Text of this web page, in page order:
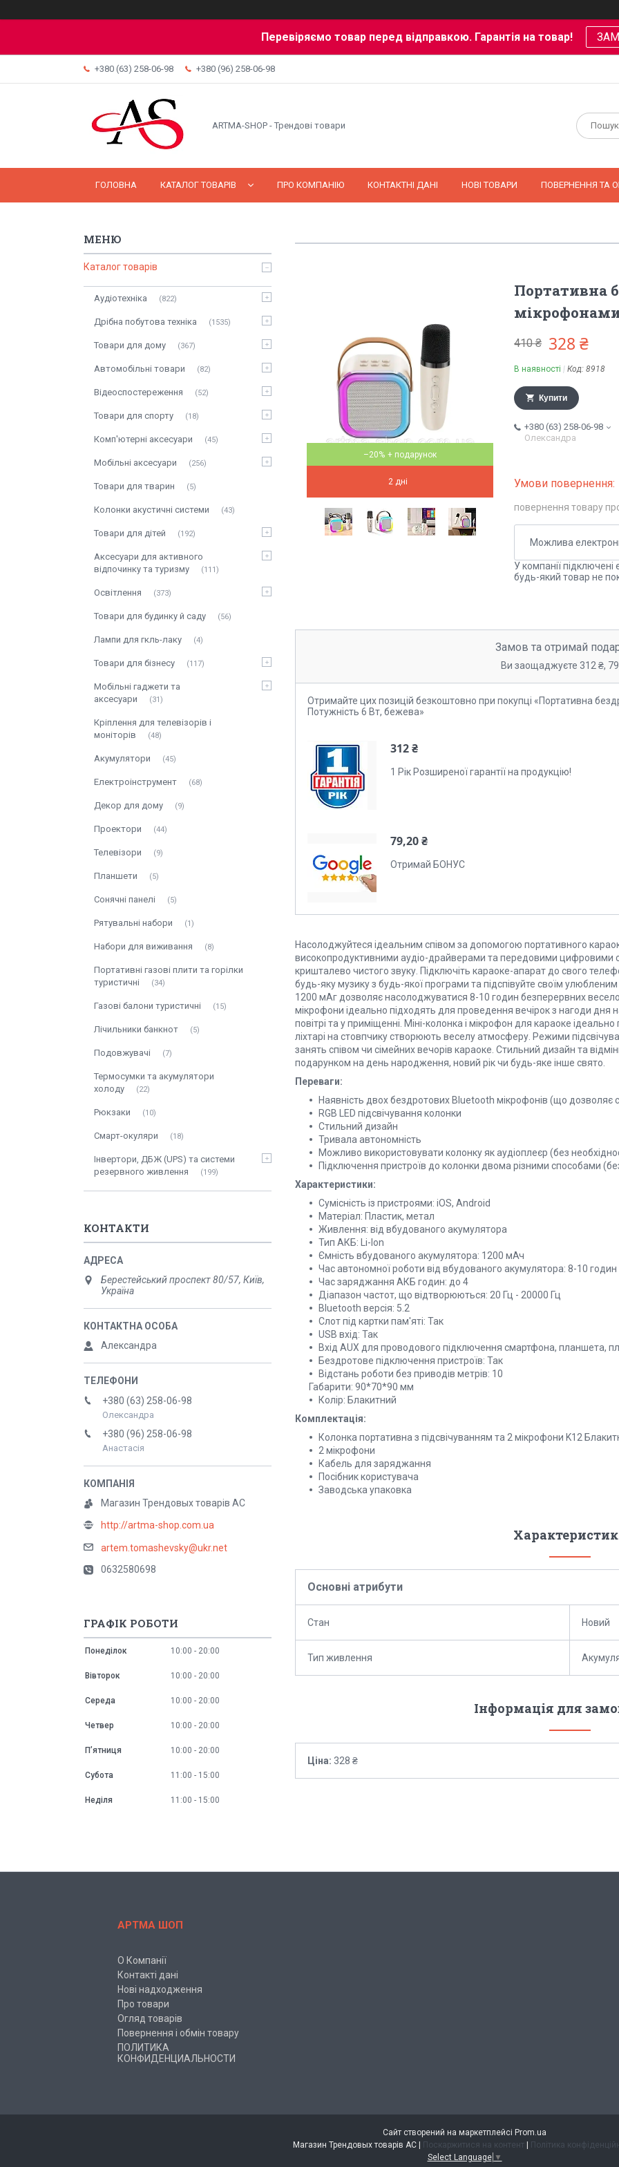
Перевіряємо товар перед відправкою. Гарантія на товар!
+380 (63) 258-06-98 +380 (96) 258-06-98
ARTMA-SHOP - Трендові товари
ГОЛОВНА КАТАЛОГ ТОВАРІВ ПРО КОМПАНІЮ КОНТАКТНІ ДАНІ НОВІ ТОВАРИ ПОВЕРНЕННЯ ТА
–20%
2 дні
Портативна
410 ₴ 328 ₴
В наявності Код: 8918
Купити
+380 (63) 258-06-98
Олександра
повернення товару
У компанії
будь-який товар не
Замов та отримай
Ви заощаджуєте 312 ₴,
Отримайте цих позицій безкоштовно при покупці «Портативна
Потужність 6 Вт, бежева»
312 ₴
1 Рік Розширеної гарантії на продукцію!
79,20 ₴
Отримай БОНУС
Насолоджуйтеся ідеальним співом за допомогою портативного
високопродуктивними аудіо-драйверами та передовими
кришталево чистого звуку. Підключіть караоке-апарат до свого
будь-яку музику з будь-якої програми та підспівуйте своїм
1200 мАг дозволяє насолоджуватися 8-10 годин безперервних
мікрофони ідеально підходять для проведення вечірок з нагоди дня
повітрі та у приміщенні. Міні-колонка і мікрофон для караоке ідеально
ліхтарі на стовпчику створюють веселу атмосферу. Режими
занять співом чи сімейних вечорів караоке. Стильний дизайн та
подарунком на день народження, новий рік чи будь-яке інше свято.
Переваги:
Наявність двох бездротових Bluetooth мікрофонів (що дозволяє
RGB LED підсвічування колонки
Стильний дизайн
Тривала автономність
Можливо використовувати колонку як аудіоплеєр (без
Підключення пристроїв до колонки двома різними способами
Характеристики:
Сумісність із пристроями: iOS, Android
Матеріал: Пластик, метал
Живлення: від вбудованого акумулятора
Тип АКБ: Li-Ion
Ємність вбудованого акумулятора: 1200 мАч
Час автономної роботи від вбудованого акумулятора: 8-10 годин
Час заряджання АКБ годин: до 4
Діапазон частот, що відтворюються: 20 Гц - 20000 Гц
Bluetooth версія: 5.2
Слот під картки пам'яті: Так
USB вхід: Так
Вхід AUX для проводового підключення смартфона, планшета,
Бездротове підключення пристроїв: Так
Відстань роботи без приводів метрів: 10
Габарити: 90*70*90 мм
Колір: Блакитний
Комплектація:
Колонка портативна з підсвічуванням та 2 мікрофони K12
2 мікрофони
Кабель для заряджання
Посібник користувача
Заводська упаковка
Основні атрибути
Стан Новий
Тип живлення
Інформація для
Ціна: 328 ₴
Каталог товарів
Аудіотехніка 822
Дрібна побутова техніка 1535
Товари для дому 367
Автомобільні товари 82
Відеоспостереження 52
Товари для спорту 18
Комп'ютерні аксесуари 45
Мобільні аксесуари 256
Товари для тварин 5
Колонки акустичні системи 43
Товари для дітей 192
Аксесуари для активного
відпочинку та туризму
111
Освітлення 373
Товари для будинку й саду 56
Лампи для гкль-лаку 4
Товари для бізнесу 117
Мобільні гаджети та
аксесуари
31
Кріплення для телевізорів і
моніторів
48
Акумулятори 45
Електроінструмент 68
Декор для дому 9
Проектори 44
Телевізори 9
Планшети 5
Сонячні панелі 5
Рятувальні набори 1
Набори для виживання 8
Портативні газові плити та горілки
туристичні
34
Газові балони туристичні 15
Лічильники банкнот 5
Подовжувачі 7
Термосумки та акумулятори
холоду
22
Рюкзаки 10
Смарт-окуляри 18
Інвертори, ДБЖ (UPS) та системи
резервного живлення
199
КОНТАКТИ
Берестейський проспект 80/57, Київ,
Україна
Александра
+380 (63) 258-06-98
Олександра
+380 (96) 258-06-98
Анастасія
Магазин Трендовых товарів АС
http://artma-shop.com.ua
artem.tomashevsky@ukr.net
0632580698
ГРАФІК РОБОТИ
Понеділок 10:00 20:00
Вівторок 10:00 20:00
Середа 10:00 20:00
Четвер 10:00 20:00
Пʼятниця 10:00 20:00
Субота 11:00 15:00
Неділя 11:00 15:00
АРТМА ШОП
О Компанії
Контакті дані
Нові надходження
Про товари
Огляд товарів
Повернення і обмін товару
ПОЛИТИКА
КОНФИДЕНЦИАЛЬНОСТИ
Сайт створений на маркетплейсі Prom.ua
Магазин Трендовых товарів АС | Поскаржитися на контент | Політика
Select Language ▼